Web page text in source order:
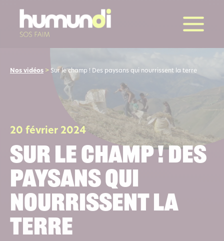
Nos vidéos > Sur le champ ! Des paysans qui nourrissent la terre
20 février 2024
Sur le champ ! Des
paysans qui
nourrissent la
terre